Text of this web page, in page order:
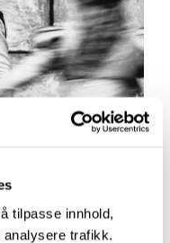
tilpasse innhold,
trafikk.
De
Kritikerlaget